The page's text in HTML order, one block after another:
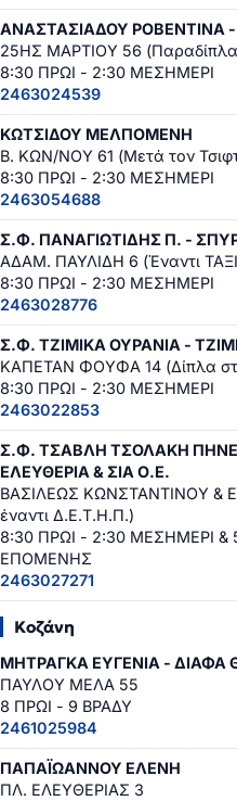
ΑΝΑΣΤΑΣΙΑΔΟΥ ΡΟΒΕΝΤΙΝΑ
25ΗΣ ΜΑΡΤΙΟΥ 56
8:30 ΠΡΩΙ - 2:30 ΜΕΣΗΜΕΡΙ
2463024539
ΚΩΤΣΙΔΟΥ ΜΕΛΠΟΜΕΝΗ
Β. ΚΩΝ/ΝΟΥ 61 (Μετά τον
8:30 ΠΡΩΙ - 2:30 ΜΕΣΗΜΕΡΙ
2463054688
Σ.Φ. ΠΑΝΑΓΙΩΤΙΔΗΣ Π. -
ΑΔΑΜ. ΠΑΥΛΙΔΗ 6 (Έναντι
8:30 ΠΡΩΙ - 2:30 ΜΕΣΗΜΕΡΙ
2463028776
Σ.Φ. ΤΖΙΜΙΚΑ ΟΥΡΑΝΙΑ -
ΚΑΠΕΤΑΝ ΦΟΥΦΑ 14 (Δίπλα
8:30 ΠΡΩΙ - 2:30 ΜΕΣΗΜΕΡΙ
2463022853
Σ.Φ. ΤΣΑΒΛΗ ΤΣΟΛΑΚΗ
ΕΛΕΥΘΕΡΙΑ & ΣΙΑ Ο.Ε.
ΒΑΣΙΛΕΩΣ ΚΩΝΣΤΑΝΤΙΝΟΥ &
έναντι Δ.Ε.Τ.Η.Π.)
8:30 ΠΡΩΙ - 2:30 ΜΕΣΗΜΕΡΙ
ΕΠΟΜΕΝΗΣ
2463027271
Κοζάνη
ΜΗΤΡΑΓΚΑ ΕΥΓΕΝΙΑ - ΔΙΑΦΑ
ΠΑΥΛΟΥ ΜΕΛΑ 55
8 ΠΡΩΙ - 9 ΒΡΑΔΥ
2461025984
ΠΑΠΑΪΩΑΝΝΟΥ ΕΛΕΝΗ
ΠΛ. ΕΛΕΥΘΕΡΙΑΣ 3